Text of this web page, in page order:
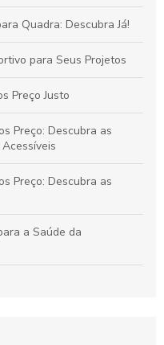
e Elegante para Renovar
Quadra: Descubra Já!
para Seus Projetos
Preço Justo
Preço: Descubra as
Preço: Descubra as
a Saúde da